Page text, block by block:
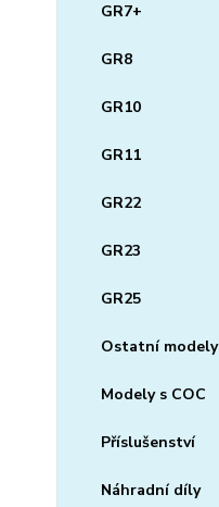
GR7+
GR8
GR10
GR11
GR22
GR23
GR25
Ostatní modely
Modely s COC
Příslušenství
Náhradní díly